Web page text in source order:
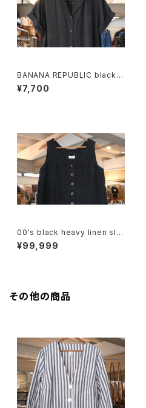
BANANA REPUBLIC black r
ayon open collar Shirt
¥7,700
00's black heavy linen sle
eveless Top
¥99,999
その他の商品